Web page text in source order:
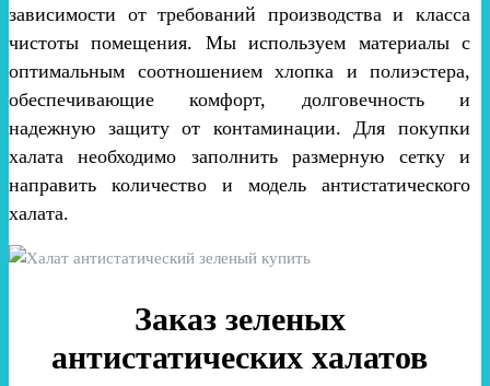
зависимости от требований производства и класса
чистоты помещения. Мы используем материалы с
оптимальным соотношением хлопка и полиэстера,
обеспечивающие комфорт, долговечность и
надежную защиту от контаминации. Для покупки
халата необходимо заполнить размерную сетку и
направить количество и модель антистатического
халата.
Заказ зеленых
антистатических халатов